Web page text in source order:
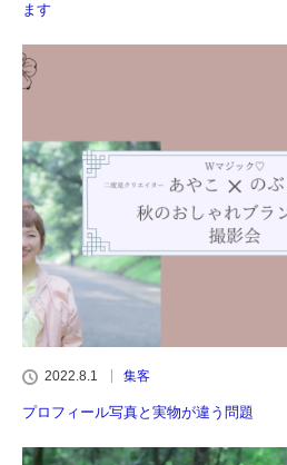
ます
2022.8.1 集客
プロフィール写真と実物が違う問題